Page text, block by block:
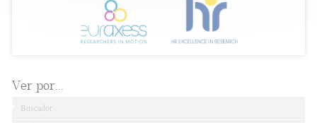
Ver por...
Buscador